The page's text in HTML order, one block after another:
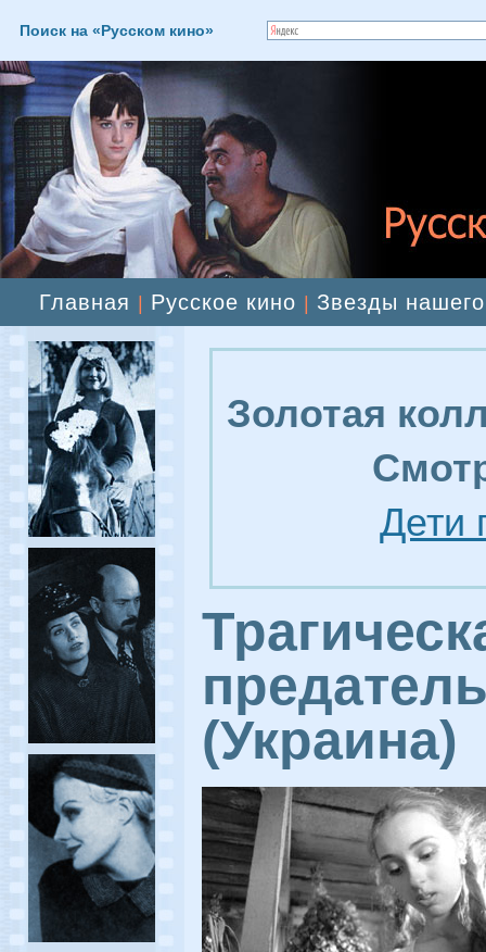
Поиск на «Русском кино»
Главная Русское кино Звезды
Золотая
Дети
(Украина)